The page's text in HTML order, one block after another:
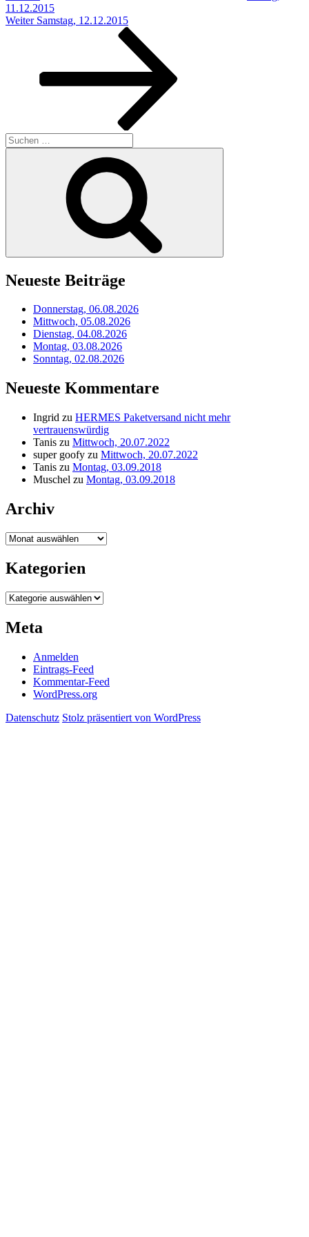
11.12.2015
Nächster
Weiter Samstag, 12.12.2015
Suchen
nach:
Neueste Beiträge
Donnerstag, 06.08.2026
Mittwoch, 05.08.2026
Dienstag, 04.08.2026
Montag, 03.08.2026
Sonntag, 02.08.2026
Neueste Kommentare
Ingrid zu HERMES Paketversand nicht mehr
vertrauenswürdig
Tanis zu Mittwoch, 20.07.2022
super goofy zu Mittwoch, 20.07.2022
Tanis zu Montag, 03.09.2018
Muschel zu Montag, 03.09.2018
Archiv
Archiv
Kategorien
Kategorien
Meta
Anmelden
Eintrags-Feed
Kommentar-Feed
WordPress.org
Datenschutz Stolz präsentiert von WordPress